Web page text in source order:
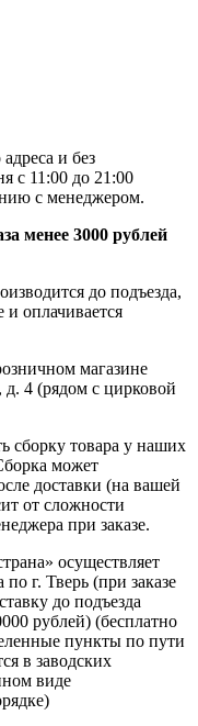
и без
с 11:00 до 21:00
с менеджером.
менее 3000 рублей
до подъезда,
и оплачивается
магазине
д. 4 (рядом с цирковой
сборку товара у наших
может
доставки (на вашей
от сложности
при заказе.
осуществляет
г. Тверь (при заказе
до подъезда
рублей) (бесплатно
пункты по пути
в заводских
виде